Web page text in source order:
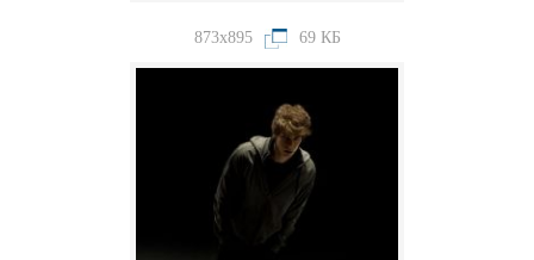
873x895 69 КБ